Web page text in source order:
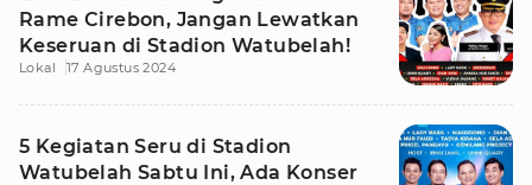
Rame Cirebon, Jangan Lewatkan
Keseruan di Stadion Watubelah!
Lokal 17 Agustus 2024
5 Kegiatan Seru di Stadion
Watubelah Sabtu Ini, Ada Konser